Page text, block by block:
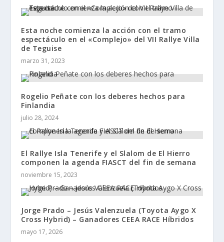
Esta noche comienza la acción con el tramo
espectáculo en el «Complejo» del VII Rallye Villa
de Teguise
marzo 31, 2023
Rogelio Peñate con los deberes hechos para
Finlandia
julio 28, 2024
El Rallye Isla Tenerife y el Slalom de El Hierro
componen la agenda FIASCT del fin de semana
noviembre 15, 2023
Jorge Prado – Jesús Valenzuela (Toyota Aygo X
Cross Hybrid) – Ganadores CEEA RACE Híbridos
mayo 17, 2026